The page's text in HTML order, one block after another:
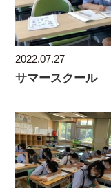
2022.07.27